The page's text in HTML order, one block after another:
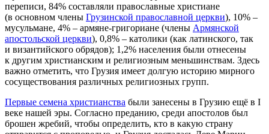
переписи, 84% составляли православные христиане
(в основном члены Грузинской православной церкви), 10% –
мусульмане, 4% – армяне-григориане (члены Армянской
апостольской церкви), 0,8% – католики (как латинского, так
и византийского обрядов); 1,2% населения были отнесены
к другим христианским и религиозным меньшинствам. Здесь
важно отметить, что Грузия имеет долгую историю мирного
сосуществования различных религиозных групп.
Первые семена христианства были занесены в Грузию ещё в I
веке нашей эры. Согласно преданию, среди апостолов был
брошен жребий, чтобы определить, кто в какую страну